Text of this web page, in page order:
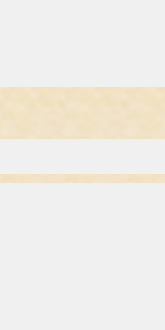
fundet ud af at duftgeranier er i stand til at
udsatte en mængde forskellige planter for
privat firma.
og ved så høje temperaturer, at alt andet i
at de måske kunne optage metaller.
på 2 uger optog 3,200 milligram
er dog normalt i mængder, der gør at man
af metal ioner.
vokser godt, og kan tåle en mængde andre
m.m. udvinder deres æteriske olier, og kan
jord (hvilket koster en bondegård) kan man i
nede end den meste fourening.
Her er det dog mere den
De trives utrolig godt indtil frosten tager dem,
en landsby ikke måtte spise noget fra deres